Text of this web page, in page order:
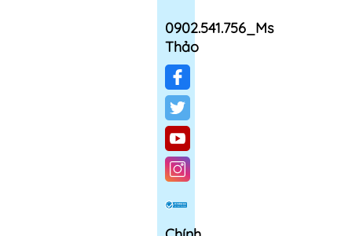
0902.541.756_Ms
Thảo